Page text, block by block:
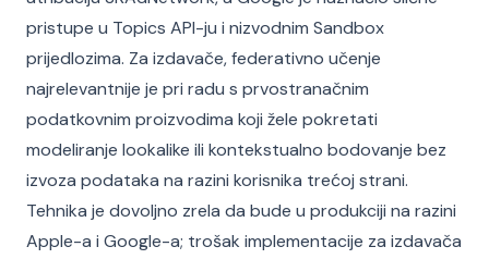
pristupe u Topics API-ju i nizvodnim Sandbox
prijedlozima. Za izdavače, federativno učenje
najrelevantnije je pri radu s prvostranačnim
podatkovnim proizvodima koji žele pokretati
modeliranje lookalike ili kontekstualno bodovanje bez
izvoza podataka na razini korisnika trećoj strani.
Tehnika je dovoljno zrela da bude u produkciji na razini
Apple-a i Google-a; trošak implementacije za izdavača